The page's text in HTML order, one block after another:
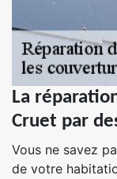
La
Cruet par
Vous ne savez
de votre